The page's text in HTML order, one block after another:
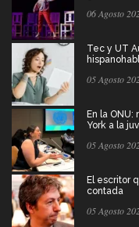
06 Agosto
Tec y UT
05 Agosto
En la ONU:
York a la
05 Agosto
El escritor
contada
05 Agosto